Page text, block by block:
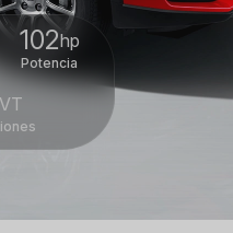
102hp
Potencia